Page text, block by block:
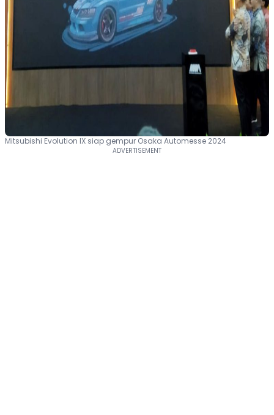
Mitsubishi Evolution IX siap gempur Osaka Automesse 2024